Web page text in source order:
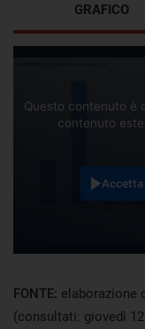
GRAFICO
Questo contenuto è
contenuto
Accetta
FONTE: elaborazione
(consultati: giovedì